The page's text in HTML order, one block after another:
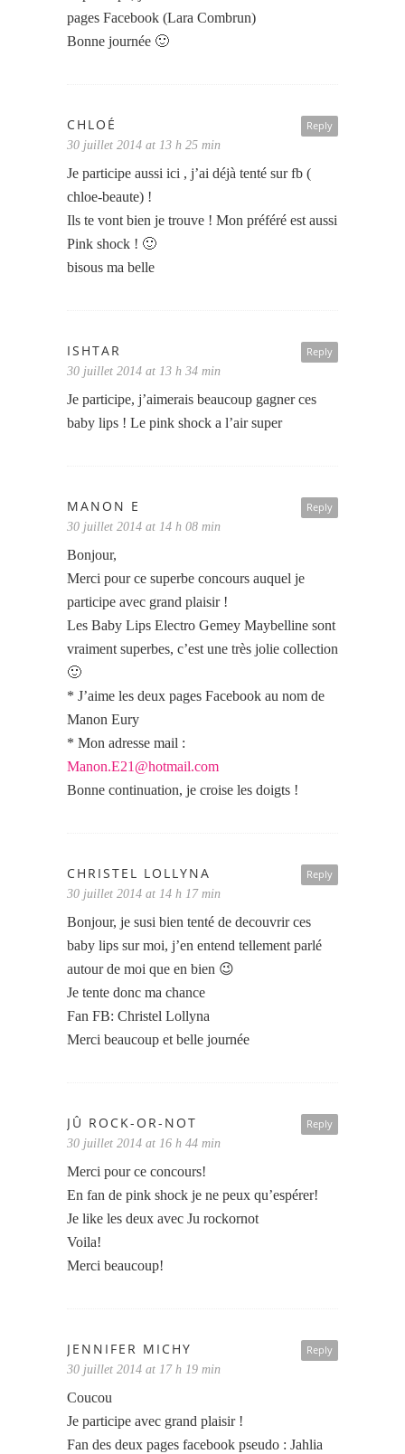
pages Facebook (Lara Combrun)
Bonne journée 🙂
Reply
CHLOÉ
30 juillet 2014 at 13 h 25 min
Je participe aussi ici , j’ai déjà tenté sur fb (
chloe-beaute) !
Ils te vont bien je trouve ! Mon préféré est aussi
Pink shock ! 🙂
bisous ma belle
Reply
ISHTAR
30 juillet 2014 at 13 h 34 min
Je participe, j’aimerais beaucoup gagner ces
baby lips ! Le pink shock a l’air super
Reply
MANON E
30 juillet 2014 at 14 h 08 min
Bonjour,
Merci pour ce superbe concours auquel je
participe avec grand plaisir !
Les Baby Lips Electro Gemey Maybelline sont
vraiment superbes, c’est une très jolie collection
🙂
* J’aime les deux pages Facebook au nom de
Manon Eury
* Mon adresse mail :
Manon.E21@hotmail.com
Bonne continuation, je croise les doigts !
Reply
CHRISTEL LOLLYNA
30 juillet 2014 at 14 h 17 min
Bonjour, je susi bien tenté de decouvrir ces
baby lips sur moi, j’en entend tellement parlé
autour de moi que en bien 😉
Je tente donc ma chance
Fan FB: Christel Lollyna
Merci beaucoup et belle journée
Reply
JÛ ROCK-OR-NOT
30 juillet 2014 at 16 h 44 min
Merci pour ce concours!
En fan de pink shock je ne peux qu’espérer!
Je like les deux avec Ju rockornot
Voila!
Merci beaucoup!
Reply
JENNIFER MICHY
30 juillet 2014 at 17 h 19 min
Coucou
Je participe avec grand plaisir !
Fan des deux pages facebook pseudo : Jahlia